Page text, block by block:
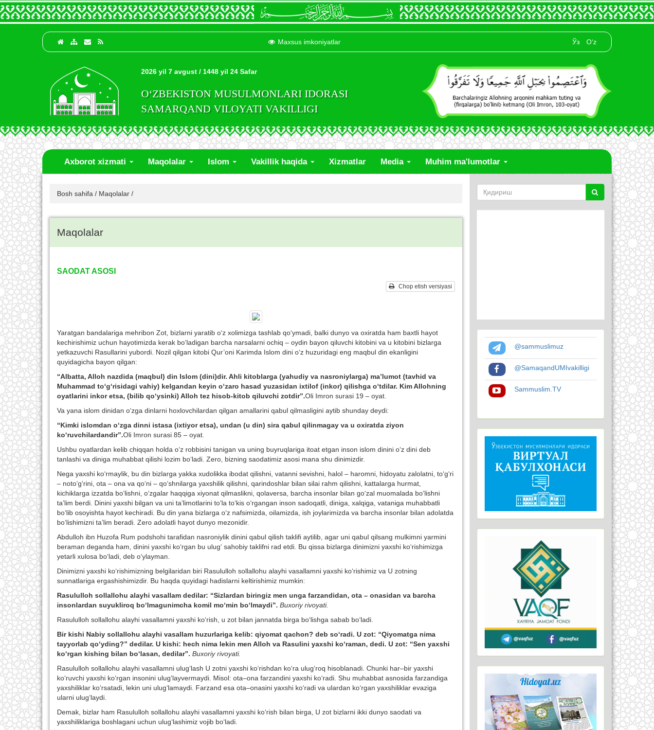
Maxsus imkoniyatlar Ўз O‘z
2026 yil 7 avgust / 1448 yil 24 Safar
O‘ZBEKISTON MUSULMONLARI IDORASI
SAMARQAND VILOYATI VAKILLIGI
Axborot xizmati Maqolalar Islom Vakillik haqida Xizmatlar Media Muhim ma'lumotlar
Bosh sahifa / Maqolalar /
Maqolalar
SAODAT ASOSI
Chop etish versiyasi
Yaratgan bandalariga mehribon Zot, bizlarni yaratib o‘z xolimizga tashlab qo‘ymadi, balki dunyo va oxiratda ham baxtli hayot
kechirishimiz uchun hayotimizda kerak bo‘ladigan barcha narsalarni ochiq – oydin bayon qiluvchi kitobini va u kitobini bizlarga
yetkazuvchi Rasullarini yubordi. Nozil qilgan kitobi Qur’oni Karimda Islom dini o‘z huzuridagi eng maqbul din ekanligini
quyidagicha bayon qilgan:
“Albatta, Alloh nazdida (maqbul) din Islom (dini)dir. Ahli kitoblarga (yahudiy va nasroniylarga) ma’lumot (tavhid va
Muhammad to‘g‘risidagi vahiy) kelgandan keyin o‘zaro hasad yuzasidan ixtilof (inkor) qilishga o‘tdilar. Kim Allohning
oyatlarini inkor etsa, (bilib qo‘ysinki) Alloh tez hisob-kitob qiluvchi zotdir”.Oli Imron surasi 19 – oyat.
Va yana islom dinidan o‘zga dinlarni hoxlovchilardan qilgan amallarini qabul qilmasligini aytib shunday deydi:
“Kimki islomdan o‘zga dinni istasa (ixtiyor etsa), undan (u din) sira qabul qilinmagay va u oxiratda ziyon
ko‘ruvchilardandir”.Oli Imron surasi 85 – oyat.
Ushbu oyatlardan kelib chiqqan holda o‘z robbisini tanigan va uning buyruqlariga itoat etgan inson islom dinini o‘z dini deb
tanlashi va diniga muhabbat qilishi lozim bo‘ladi. Zero, bizning saodatimiz asosi mana shu dinimizdir.
Nega yaxshi ko‘rmaylik, bu din bizlarga yakka xudolikka ibodat qilishni, vatanni sevishni, halol – haromni, hidoyatu zalolatni, to‘g‘ri
– noto‘g‘rini, ota – ona va qo‘ni – qo‘shnilarga yaxshilik qilishni, qarindoshlar bilan silai rahm qilishni, kattalarga hurmat,
kichiklarga izzatda bo‘lishni, o‘zgalar haqqiga xiyonat qilmaslikni, qolaversa, barcha insonlar bilan go‘zal muomalada bo‘lishni
ta’lim berdi. Dinini yaxshi bilgan va uni ta’limotlarini to‘la to‘kis o‘rgangan inson sadoqatli, diniga, xalqiga, vataniga muhabbatli
bo‘lib osoyishta hayot kechiradi. Bu din yana bizlarga o‘z nafsimizda, oilamizda, ish joylarimizda va barcha insonlar bilan adolatda
bo‘lishimizni ta’lim beradi. Zero adolatli hayot dunyo mezonidir.
Abdulloh ibn Huzofa Rum podshohi tarafidan nasroniylik dinini qabul qilish taklifi aytilib, agar uni qabul qilsang mulkimni yarmini
beraman deganda ham, dinini yaxshi ko‘rgan bu ulug‘ sahobiy taklifni rad etdi. Bu qissa bizlarga dinimizni yaxshi ko‘rishimizga
yetarli xulosa bo‘ladi, deb o‘ylayman.
Dinimizni yaxshi ko‘rishimizning belgilaridan biri Rasululloh sollallohu alayhi vasallamni yaxshi ko‘rishimiz va U zotning
sunnatlariga ergashishimizdir. Bu haqda quyidagi hadislarni keltirishimiz mumkin:
Rasululloh sollallohu alayhi vasallam dedilar: “Sizlardan biringiz men unga farzandidan, ota – onasidan va barcha
insonlardan suyukliroq bo‘lmagunimcha komil mo‘min bo‘lmaydi”. Buxoriy rivoyati.
Rasululloh sollallohu alayhi vasallamni yaxshi ko‘rish, u zot bilan jannatda birga bo‘lishga sabab bo‘ladi.
Bir kishi Nabiy sollallohu alayhi vasallam huzurlariga kelib: qiyomat qachon? deb so‘radi. U zot: “Qiyomatga nima
tayyorlab qo‘yding?” dedilar. U kishi: hech nima lekin men Alloh va Rasulini yaxshi ko‘raman, dedi. U zot: “Sen yaxshi
ko‘rgan kishing bilan bo‘lasan, dedilar”. Buxoriy rivoyati.
Rasululloh sollallohu alayhi vasallamni ulug‘lash U zotni yaxshi ko‘rishdan ko‘ra ulug‘roq hisoblanadi. Chunki har–bir yaxshi
ko‘ruvchi yaxshi ko‘rgan insonini ulug‘layvermaydi. Misol: ota–ona farzandini yaxshi ko‘radi. Shu muhabbat asnosida farzandiga
yaxshiliklar ko‘rsatadi, lekin uni ulug‘lamaydi. Farzand esa ota–onasini yaxshi ko‘radi va ulardan ko‘rgan yaxshiliklar evaziga
ularni ulug‘laydi.
Demak, bizlar ham Rasululloh sollallohu alayhi vasallamni yaxshi ko‘rish bilan birga, U zot bizlarni ikki dunyo saodati va
yaxshiliklariga boshlagani uchun ulug‘lashimiz vojib bo‘ladi.
@sammuslimuz
@SamaqandUMIvakilligi
Sammuslim.TV